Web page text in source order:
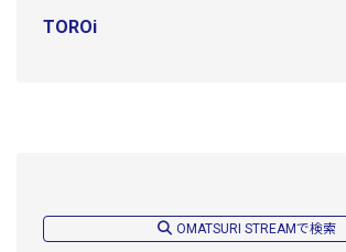
TOROi
OMATSURI STREAMで検索